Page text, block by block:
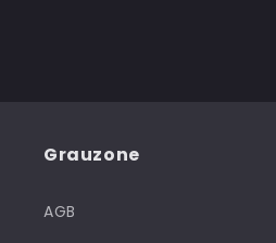
Grauzone
AGB